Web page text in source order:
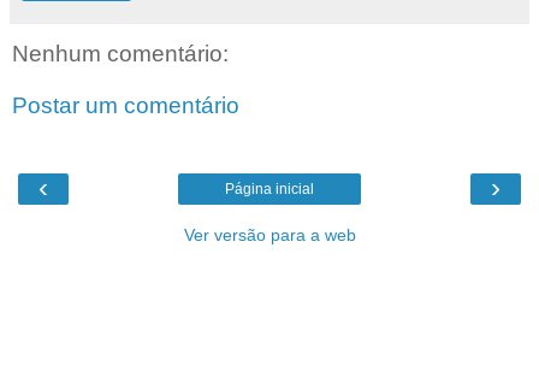
Nenhum comentário:
Postar um comentário
‹ ›
Página inicial
Ver versão para a web